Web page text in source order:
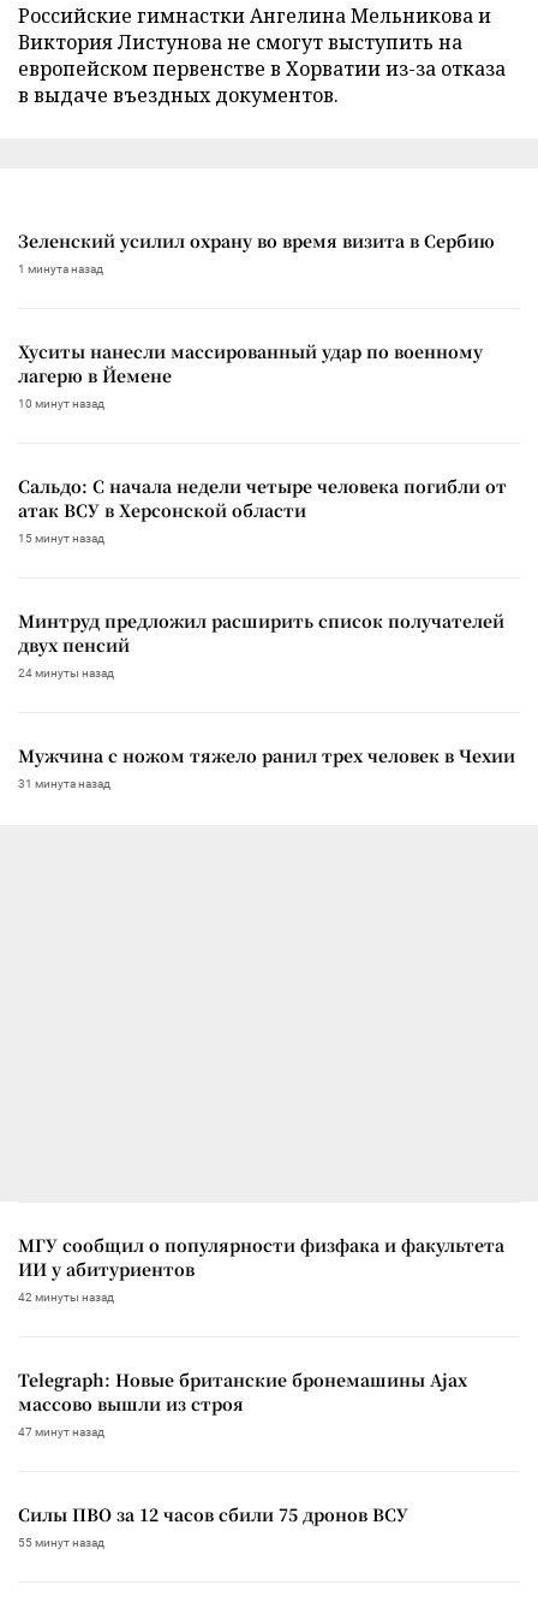
Российские гимнастки Ангелина Мельникова и
Виктория Листунова не смогут выступить на
европейском первенстве в Хорватии из-за отказа
в выдаче въездных документов.
Зеленский усилил охрану во время визита в Сербию
1 минута назад
Хуситы нанесли массированный удар по военному
лагерю в Йемене
10 минут назад
Сальдо: С начала недели четыре человека погибли от
атак ВСУ в Херсонской области
15 минут назад
Минтруд предложил расширить список получателей
двух пенсий
24 минуты назад
Мужчина с ножом тяжело ранил трех человек в Чехии
31 минута назад
МГУ сообщил о популярности физфака и факультета
ИИ у абитуриентов
42 минуты назад
Telegraph: Новые британские бронемашины Ajax
массово вышли из строя
47 минут назад
Силы ПВО за 12 часов сбили 75 дронов ВСУ
55 минут назад